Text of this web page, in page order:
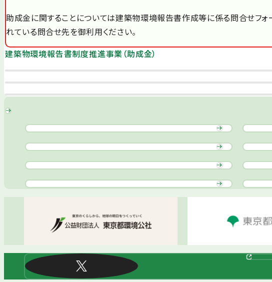
助成金に関することについては建築物環境報告書作成等に係る問合せフ
れている問合せ先を御利用ください。
建築物環境報告書制度推進事業（助成金）